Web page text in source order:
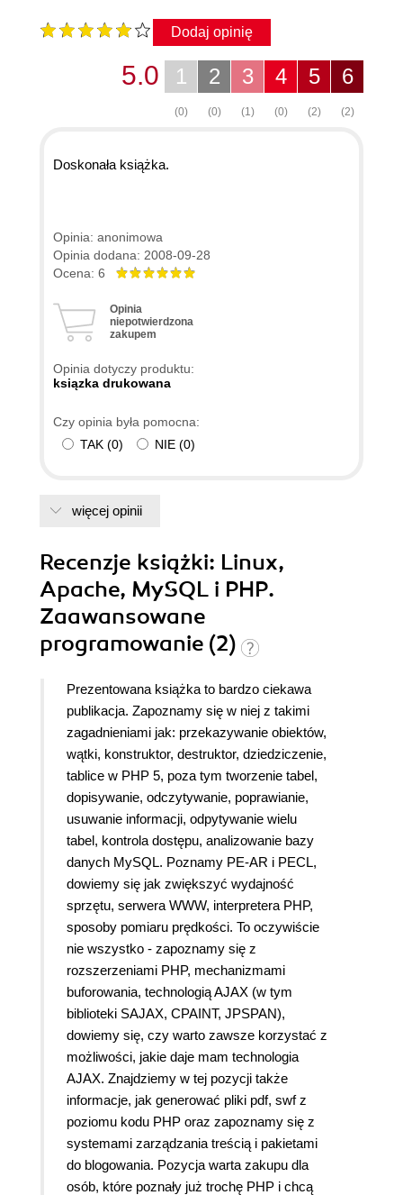
Dodaj opinię
6
(2)
5
(2)
4
(0)
3
(1)
2
(0)
1
(0)
5.0
Doskonała książka.
Opinia: anonimowa
Opinia dodana: 2008-09-28
Ocena: 6
Opinia
niepotwierdzona
zakupem
Opinia dotyczy produktu:
ksiązka drukowana
Czy opinia była pomocna:
TAK (0) NIE (0)
więcej opinii
Recenzje książki: Linux,
Apache, MySQL i PHP.
Zaawansowane
programowanie (2)
Prezentowana książka to bardzo ciekawa
publikacja. Zapoznamy się w niej z takimi
zagadnieniami jak: przekazywanie obiektów,
wątki, konstruktor, destruktor, dziedziczenie,
tablice w PHP 5, poza tym tworzenie tabel,
dopisywanie, odczytywanie, poprawianie,
usuwanie informacji, odpytywanie wielu
tabel, kontrola dostępu, analizowanie bazy
danych MySQL. Poznamy PE-AR i PECL,
dowiemy się jak zwiększyć wydajność
sprzętu, serwera WWW, interpretera PHP,
sposoby pomiaru prędkości. To oczywiście
nie wszystko - zapoznamy się z
rozszerzeniami PHP, mechanizmami
buforowania, technologią AJAX (w tym
biblioteki SAJAX, CPAINT, JPSPAN),
dowiemy się, czy warto zawsze korzystać z
możliwości, jakie daje mam technologia
AJAX. Znajdziemy w tej pozycji także
informacje, jak generować pliki pdf, swf z
poziomu kodu PHP oraz zapoznamy się z
systemami zarządzania treścią i pakietami
do blogowania. Pozycja warta zakupu dla
osób, które poznały już trochę PHP i chcą